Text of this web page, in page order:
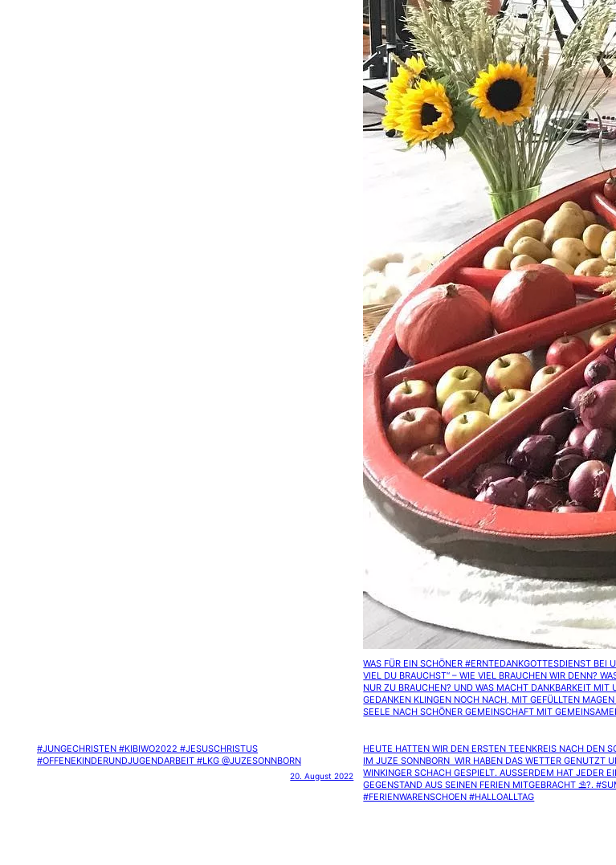
WAS FÜR EIN SCHÖNER #ERNTEDANKGOTTESDIENST BEI
VIEL DU BRAUCHST“ – WIE VIEL BRAUCHEN WIR DENN?
NUR ZU BRAUCHEN? UND WAS MACHT DANKBARKEIT MIT
GEDANKEN KLINGEN NOCH NACH, MIT GEFÜLLTEN
SEELE NACH SCHÖNER GEMEINSCHAFT MIT
#JUNGECHRISTEN #KIBIWO2022 #JESUSCHRISTUS
#OFFENEKINDERUNDJUGENDARBEIT #LKG @JUZESONNBORN
20. August 2022
HEUTE HATTEN WIR DEN ERSTEN TEENKREIS NACH DEN
IM JUZE SONNBORN ️ WIR HABEN DAS WETTER GENUTZT
WINKINGER SCHACH GESPIELT. AUSSERDEM HAT JEDER
EGENSTAND AUS SEINEN FERIEN MITGEBRACHT ⛱?.
FERIENWARENSCHOEN #HALLOALLTAG